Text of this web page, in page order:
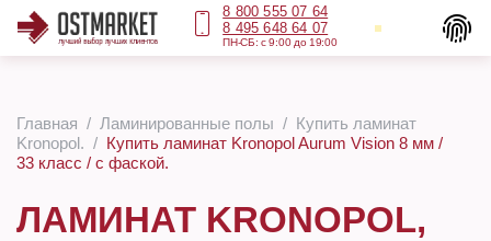
8 800 555 07 64
8 495 648 64 07
ПН-СБ: с 9:00 до 19:00
Главная Ламинированные полы
Купить ламинат
Kronopol.
Купить ламинат Kronopol Aurum Vision 8 мм /
33 класс / с фаской.
ЛАМИНАТ KRONOPOL,